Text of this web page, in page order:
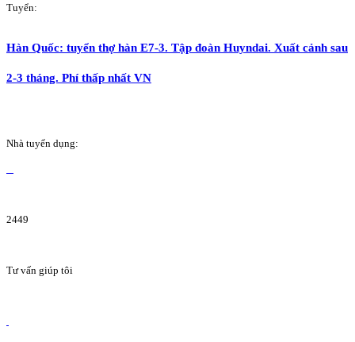
Tuyển:
Hàn Quốc: tuyển thợ hàn E7-3. Tập đoàn Huyndai. Xuất cảnh sau
2-3 tháng. Phí thấp nhất VN
Nhà tuyển dụng:
2449
Tư vấn giúp tôi